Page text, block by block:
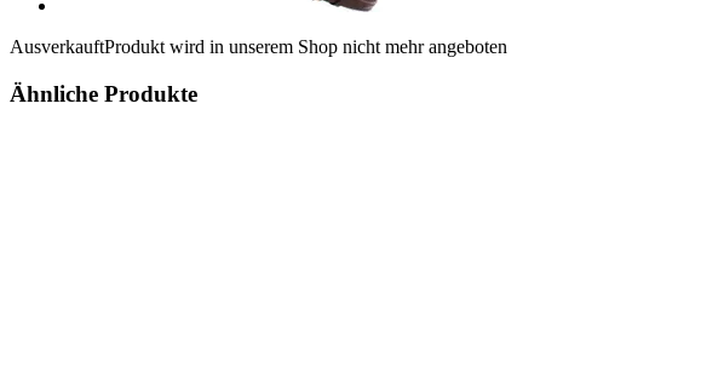
AusverkauftProdukt wird in unserem Shop nicht mehr angeboten
Ähnliche Produkte